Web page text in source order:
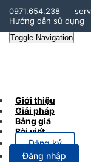
0971.654.238
Hướng dẫn sử dụng
Toggle Navigation
Giới thiệu
Giải pháp
Bảng giá
Bài viết
Đăng ký
Đăng nhập